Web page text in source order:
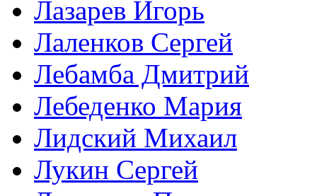
Лазарев Игорь
Лаленков Сергей
Лебамба Дмитрий
Лебеденко Мария
Лидский Михаил
Лукин Сергей